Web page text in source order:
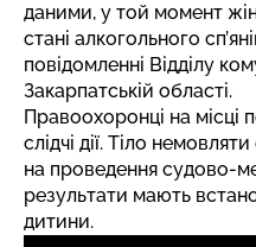
даними, у той момент
стані алкогольного
повідомленні Відділу
Закарпатській області.
Правоохоронці на місці
слідчі дії. Тіло
на проведення судово-
результати мають
дитини.